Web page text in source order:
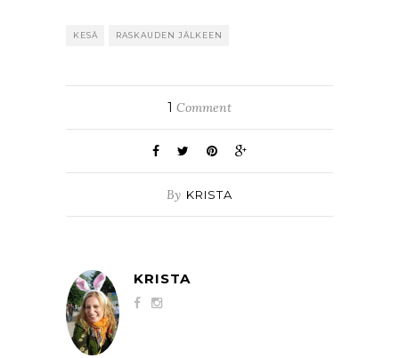
KESÄ RASKAUDEN JÄLKEEN
1 Comment
By KRISTA
KRISTA